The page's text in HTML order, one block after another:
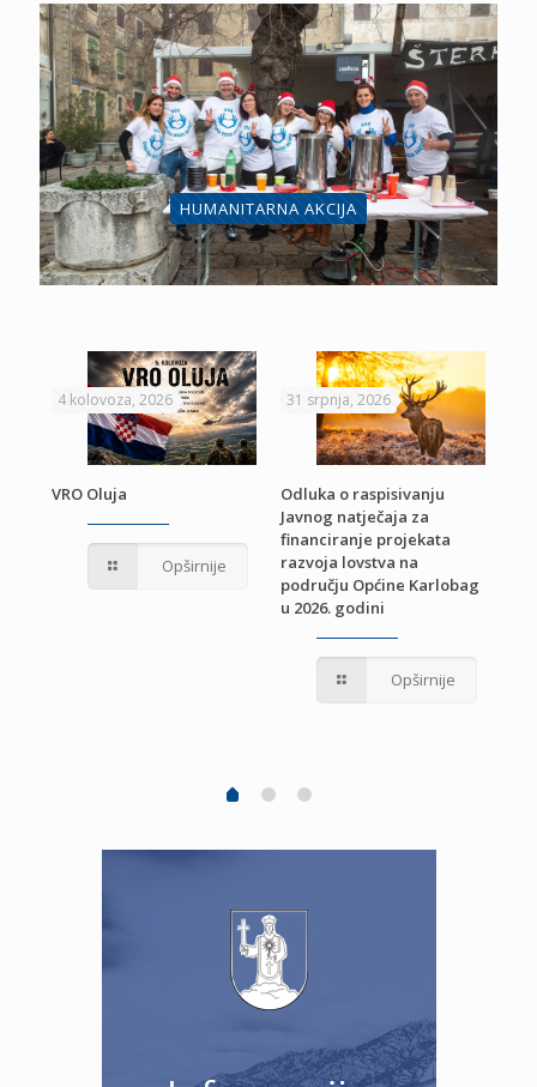
HUMANITARNA AKCIJA
4 kolovoza, 2026
VRO Oluja
Opširnije
31 srpnja, 2026
Odluka o raspisivanju
Javnog natječaja za
financiranje projekata
razvoja lovstva na
području Općine Karlobag
u 2026. godini
Opširnije